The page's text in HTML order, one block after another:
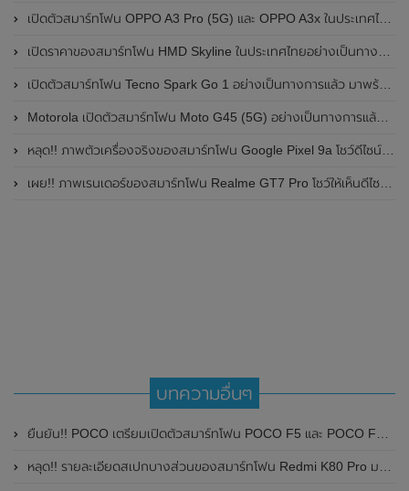
เปิดตัวสมาร์ทโฟน OPPO A3 Pro (5G) และ OPPO A3x ในประเทศไทยอย่างเป็นทางการแล้ว ในราคาเริ่มต้นเพียง 3,999 บาท
เปิดราคาของสมาร์ทโฟน HMD Skyline ในประเทศไทยอย่างเป็นทางการแล้ว ราคา 14,990 บาท
เปิดตัวสมาร์ทโฟน Tecno Spark Go 1 อย่างเป็นทางการแล้ว มาพร้อมหน้าจอแสดงผล LCD / 120Hz , แบตเตอรี่ 5,000mAh และใช้ชิปเซ็ต Unisoc
Motorola เปิดตัวสมาร์ทโฟน Moto G45 (5G) อย่างเป็นทางการแล้วในอินเดีย
หลุด!! ภาพตัวเครื่องจริงของสมาร์ทโฟน Google Pixel 9a โชว์ดีไซน์ใหม่ กล้องหลังแบนราบ ไม่มีกรอบของกล้องแล้ว
เผย!! ภาพเรนเดอร์ของสมาร์ทโฟน Realme GT7 Pro โชว์ให้เห็นดีไซน์ใหม่ พร้อมเผยรายละเอียดสเปกที่สำคัญบางส่วน
บทความอื่นๆ
ยืนยัน!! POCO เตรียมเปิดตัวสมาร์ทโฟน POCO F5 และ POCO F5 Pro อย่างเป็นทางการทั่วโลกในวันที่ 9 พฤษภาคม 2023 นี้
หลุด!! รายละเอียดสเปกบางส่วนของสมาร์ทโฟน Redmi K80 Pro มาพร้อมเซ็นเซอร์สแกนลายนิ้วมือแบบอัลตราโซนิก